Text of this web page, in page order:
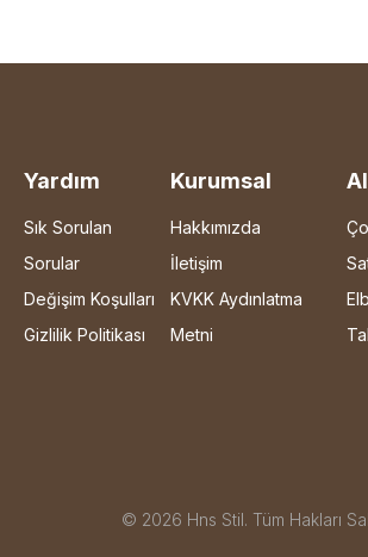
Yardım
Sık Sorulan
Sorular
Değişim Koşulları
Gizlilik Politikası
Kurumsal
Hakkımızda
İletişim
KVKK Aydınlatma
Metni
© 2026 Hns Stil. Tüm Hakları